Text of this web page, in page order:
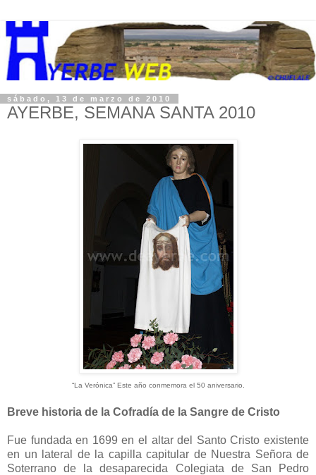
sábado, 13 de marzo de 2010
AYERBE, SEMANA SANTA 2010
“La Verónica” Este año conmemora el 50 aniversario.
Breve historia de la Cofradía de la Sangre de Cristo
Fue fundada en 1699 en el altar del Santo Cristo existente
en un lateral de la capilla capitular de Nuestra Señora de
Soterrano de la desaparecida Colegiata de San Pedro